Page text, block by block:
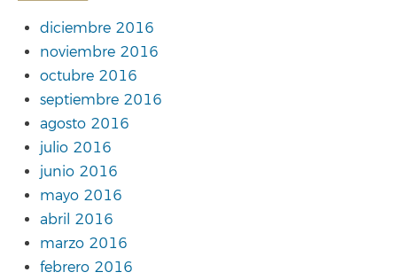
diciembre 2016
noviembre 2016
octubre 2016
septiembre 2016
agosto 2016
julio 2016
junio 2016
mayo 2016
abril 2016
marzo 2016
febrero 2016